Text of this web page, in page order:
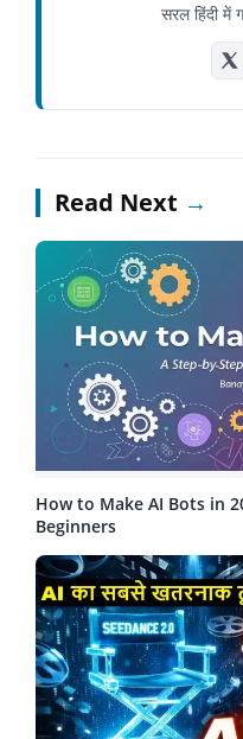
सरल हिंदी में
Read Next →
How to Make AI Bots in
Beginners